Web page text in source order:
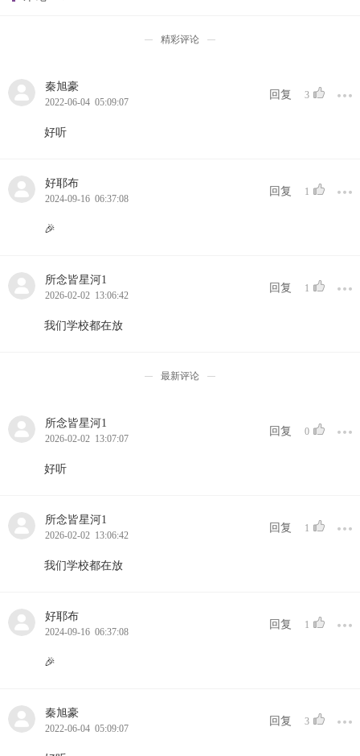
精彩评论
秦旭豪
2022-06-04 05:09:07
回复 3
好听
好耶布
2024-09-16 06:37:08
回复 1
🎉
所念皆星河1
2026-02-02 13:06:42
回复 1
我们学校都在放
最新评论
所念皆星河1
2026-02-02 13:07:07
回复 0
好听
所念皆星河1
2026-02-02 13:06:42
回复 1
我们学校都在放
好耶布
2024-09-16 06:37:08
回复 1
🎉
秦旭豪
2022-06-04 05:09:07
回复 3